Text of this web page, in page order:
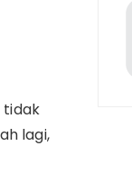
tidak
lagi,